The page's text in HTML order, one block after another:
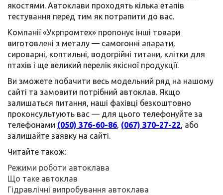
якостями. Автоклави проходять кілька етапів
тестування перед тим як потрапити до вас.
Компанії «Укрпромтех» пропонує інші товари
виготовлені з металу — самогонні апарати,
сироварні, коптильні, водогрійні титани, клітки для
птахів і ще великий перелік якісної продукції.
Ви зможете побачити весь модельний ряд на нашому
сайті та замовити потрібний автоклав. Якщо
залишаться питання, наші фахівці безкоштовно
проконсультують вас — для цього телефонуйте за
телефонами (050) 376-60-86, (067) 370-27-22, або
залишайте заявку на сайті.
Читайте також:
Режими роботи автоклава
Що таке автоклав
Гідравлічні випробування автоклава